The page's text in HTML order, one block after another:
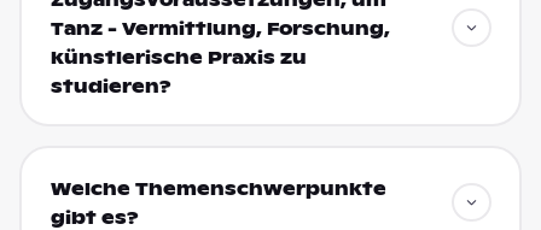
Tanz - Vermittlung, Forschung,
künstlerische Praxis zu
studieren?
Welche Themenschwerpunkte
gibt es?